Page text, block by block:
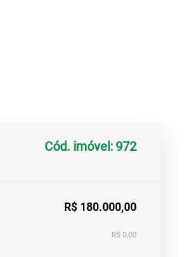
Cód. imóvel: 972
R$ 180.000,00
R$ 0,00